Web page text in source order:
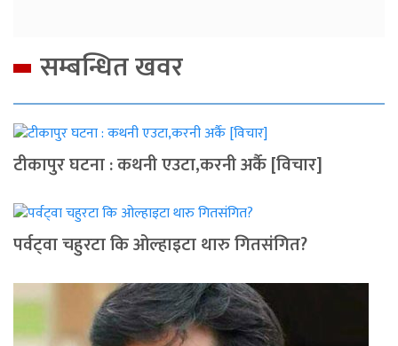
सम्बन्धित खवर
टीकापुर घटना : कथनी एउटा,करनी अर्कै [विचार]
पर्वट्‍वा चहुरटा कि ओल्हाइटा थारु गितसंगित?